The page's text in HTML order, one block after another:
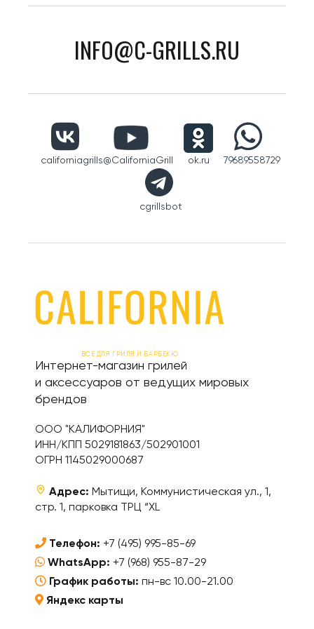
INFO@C-GRILLS.RU
californiagrills@CaliforniaGrill ok.ru 79689558729
cgrillsbot
ВСЕ ДЛЯ ГРИЛЯ И БАРБЕКЮ
Интернет-магазин грилей
и аксессуаров от ведущих мировых
брендов
ООО "КАЛИФОРНИЯ"
ИНН/КПП 5029181863/502901001
ОГРН 1145029000687
Адрес: Мытищи, Коммунистическая ул., 1,
стр. 1, парковка ТРЦ “XL
Телефон: +7 (495) 995-85-69
WhatsApp: +7 (968) 955-87-29
График работы: пн-вс 10.00-21.00
Яндекс карты